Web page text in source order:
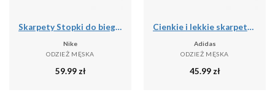
Skarpety Stopki do biegania unisex Everyday Cushion No Show 3 pary
Nike
ODZIEŻ MĘSKA
59.99 zł
Cienkie i lekkie skarpetki niewidoczne adidas (x3)
Adidas
ODZIEŻ MĘSKA
45.99 zł